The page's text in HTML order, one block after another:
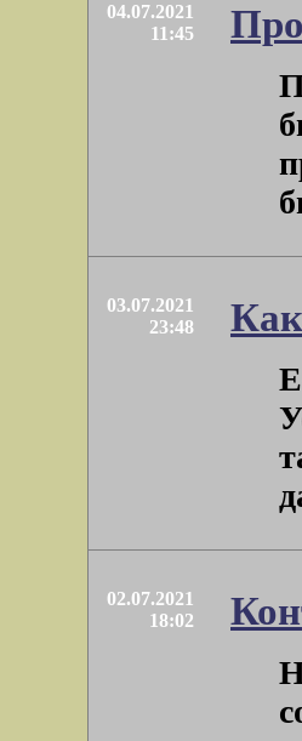
04.07.2021
11:45
03.07.2021
23:48
02.07.2021
18:02